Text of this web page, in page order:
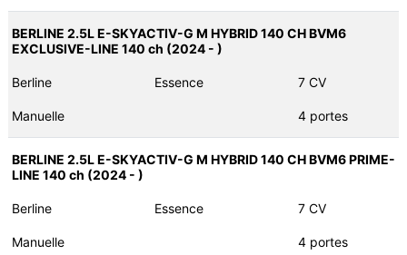
BERLINE 2.5L E-SKYACTIV-G M HYBRID 140 CH BVM6
EXCLUSIVE-LINE 140 ch (2024 - )
Berline Essence 7 CV
Manuelle 4 portes
BERLINE 2.5L E-SKYACTIV-G M HYBRID 140 CH BVM6 PRIME-
LINE 140 ch (2024 - )
Berline Essence 7 CV
Manuelle 4 portes